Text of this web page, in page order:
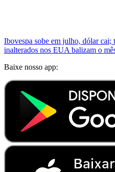
Ibovespa sobe em julho, dólar cai;
inalterados nos EUA balizam o
Baixe nosso app: